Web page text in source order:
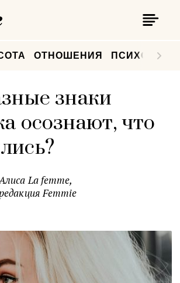
ОТНОШЕНИЯ
знаки
осознают, что
La femme,
Femmie